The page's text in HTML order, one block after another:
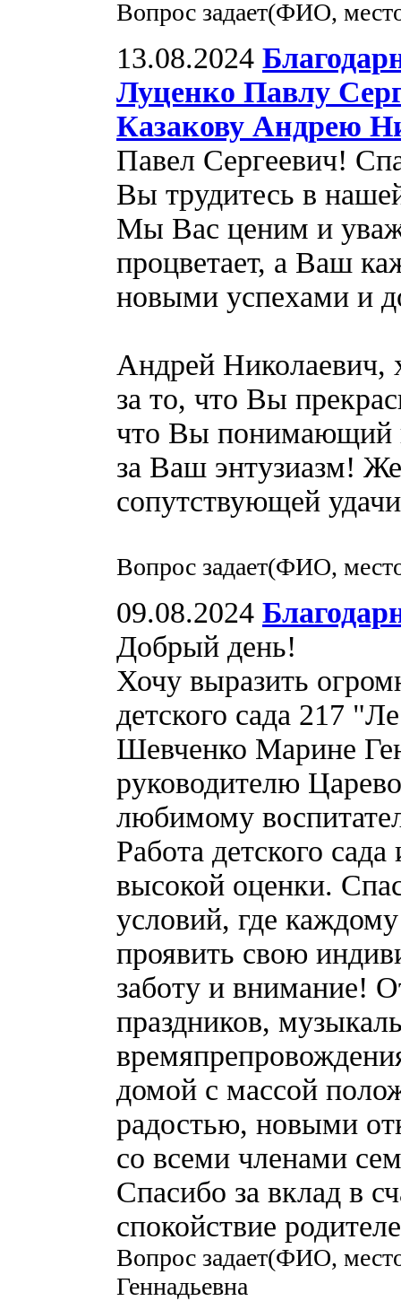
Вопрос задает(ФИО,
13.08.2024
Луценко Павлу
Казакову Андрею
Павел Сергеевич!
Вы трудитесь в
Мы Вас ценим и
процветает, а Ваш
новыми успехами и
Андрей Николаевич,
за то, что Вы
что Вы понимающий
за Ваш энтузиазм!
сопутствующей
Вопрос задает(ФИО,
09.08.2024
Добрый день!
Хочу выразить
детского сада 217
Шевченко Марине
руководителю
любимому
Работа детского
высокой оценки.
условий, где
проявить свою
заботу и внимание!
праздников,
домой с массой
радостью, новыми
со всеми членами
Спасибо за вклад в
спокойствие
Вопрос задает(ФИО,
Геннадьевна